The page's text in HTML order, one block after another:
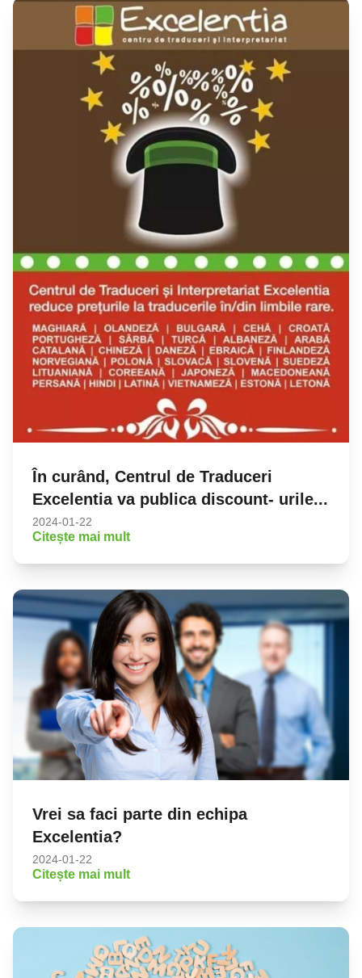
În curând, Centrul de Traduceri
Excelentia va publica discount- urile...
2024-01-22
Citește mai mult
Vrei sa faci parte din echipa
Excelentia?
2024-01-22
Citește mai mult